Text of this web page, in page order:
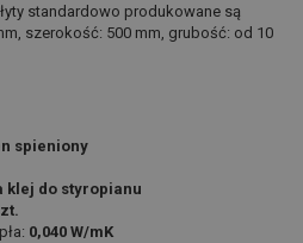
standardowo produkowane są
szerokość: 500 mm, grubość: od 10
spieniony
klej do styropianu
0,040 W/mK